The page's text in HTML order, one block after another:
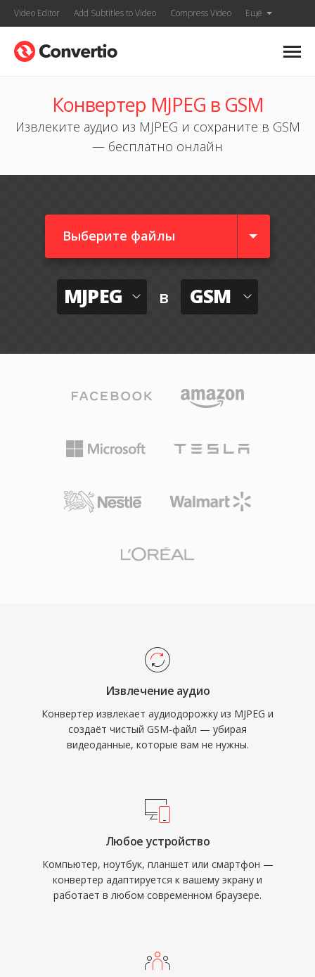
Video Editor Add Subtitles to Video Compress Video Ещё
Конвертер MJPEG в GSM
Извлеките аудио из MJPEG и сохраните в GSM
— бесплатно онлайн
Выберите файлы
MJPEG в GSM
Извлечение аудио
Конвертер извлекает аудиодорожку из MJPEG и
создаёт чистый GSM-файл — убирая
видеоданные, которые вам не нужны.
Любое устройство
Компьютер, ноутбук, планшет или смартфон —
конвертер адаптируется к вашему экрану и
работает в любом современном браузере.